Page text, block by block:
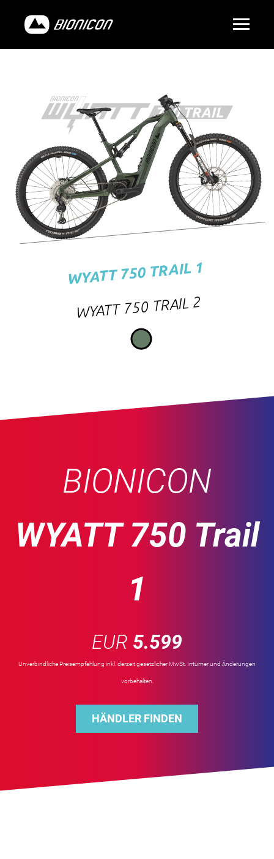
WYATT 750 TRAIL 1
WYATT 750 TRAIL 2
BIONICON
WYATT 750 Trail
1
EUR 5.599
Unverbindliche Preisempfehlung inkl. derzeit gesetzlicher MwSt. Irrtümer und Änderungen
vorbehalten.
HÄNDLER FINDEN